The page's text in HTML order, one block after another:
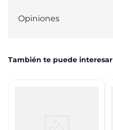
Opiniones
También te puede interesar